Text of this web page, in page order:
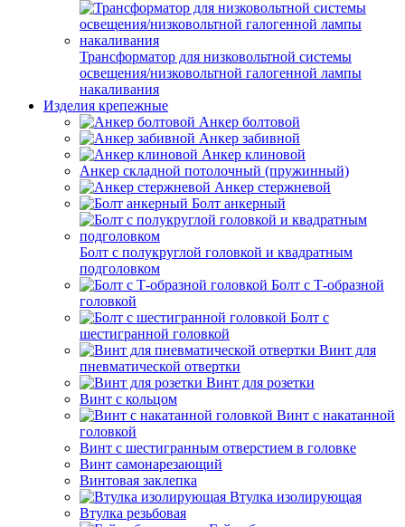
Трансформатор для низковольтной системы
освещения/низковольтной галогенной лампы
накаливания
Изделия крепежные
Анкер болтовой
Анкер забивной
Анкер клиновой
Анкер складной потолочный (пружинный)
Анкер стержневой
Болт анкерный
Болт с полукруглой головкой и квадратным
подголовком
Болт с Т-образной
головкой
Болт с
шестигранной головкой
Винт для
пневматической отвертки
Винт для розетки
Винт с кольцом
Винт с накатанной
головкой
Винт с шестигранным отверстием в головке
Винт самонарезающий
Винтовая заклепка
Втулка изолирующая
Втулка резьбовая